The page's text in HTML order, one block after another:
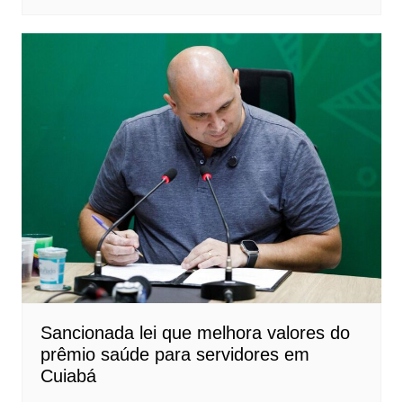
Sancionada lei que melhora valores do
prêmio saúde para servidores em
Cuiabá